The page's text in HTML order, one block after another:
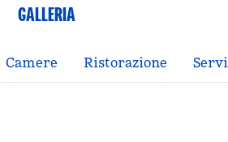
GALLERIA
Camere Ristorazione